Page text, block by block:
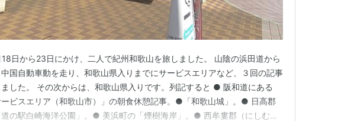
日から23日にかけ、二人で紀州和歌山を旅しました。 山陰の浜田道から
国自動車動を走り、和歌山県入りまでにサービスエリアなど、３回の記事
した。 その次からは、和歌山県入りです。列記すると ● 阪和道にある
ービスエリア（和歌山市）」の朝食休憩記事。●「和歌山城」。● 日高郡
の駅白崎海洋公園」。● 美浜町の「煙樹海岸」。● 西牟婁郡（にしむろ